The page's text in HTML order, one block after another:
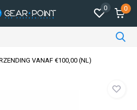
0 0
VANAF €100,00 (NL)